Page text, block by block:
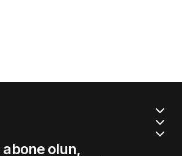
Başkanı Raziye Akışık, 24
Günü münasebetiyle bir
Başkan Akışık, Öğretmenler